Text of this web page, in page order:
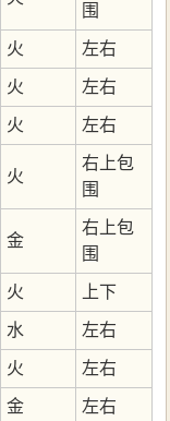
围
火 左右
火 左右
火 左右
火
右上包
围
金
右上包
围
火 上下
水 左右
火 左右
金 左右